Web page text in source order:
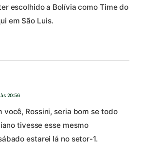
escolhido a Bolívia como Time do
em São Luis.
20:56
você, Rossini, seria bom se todo
tivesse esse mesmo
estarei lá no setor-1.